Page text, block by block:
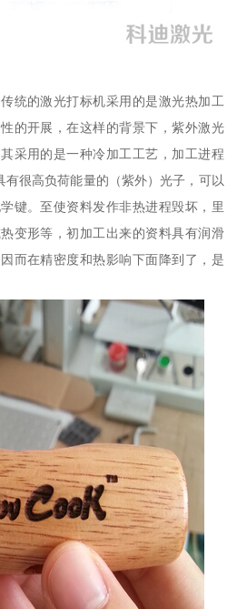
统的激光打标机采用的是激光热加工
的开展，在这样的背景下，紫外激光
采用的是一种冷加工工艺，加工进程
有很高负荷能量的（紫外）光子，可以
键。至使资料发作非热进程毁坏，里
变形等，初加工出来的资料具有润滑
而在精密度和热影响下面降到了，是